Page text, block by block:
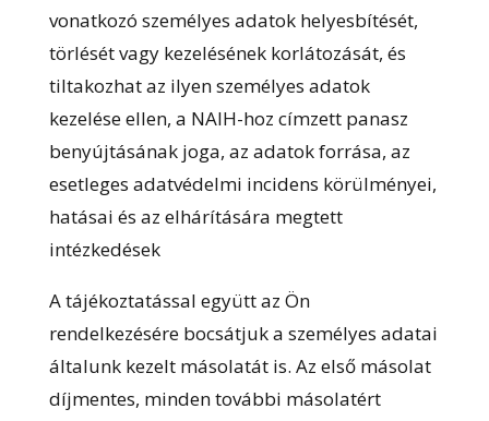
vonatkozó személyes adatok helyesbítését,
törlését vagy kezelésének korlátozását, és
tiltakozhat az ilyen személyes adatok
kezelése ellen, a NAIH-hoz címzett panasz
benyújtásának joga, az adatok forrása, az
esetleges adatvédelmi incidens körülményei,
hatásai és az elhárítására megtett
intézkedések
A tájékoztatással együtt az Ön
rendelkezésére bocsátjuk a személyes adatai
általunk kezelt másolatát is. Az első másolat
díjmentes, minden további másolatért